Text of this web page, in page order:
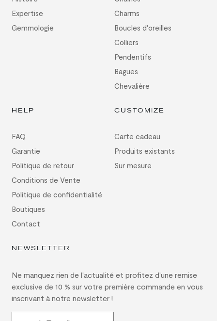
Expertise
Gemmologie
Charms
Boucles d'oreilles
Colliers
Pendentifs
Bagues
Chevalière
HELP
FAQ
Garantie
Politique de retour
Conditions de Vente
Politique de confidentialité
Boutiques
Contact
CUSTOMIZE
Carte cadeau
Produits existants
Sur mesure
NEWSLETTER
Ne manquez rien de l'actualité et profitez d'une remise
exclusive de 10 % sur votre première commande en vous
inscrivant à notre newsletter !